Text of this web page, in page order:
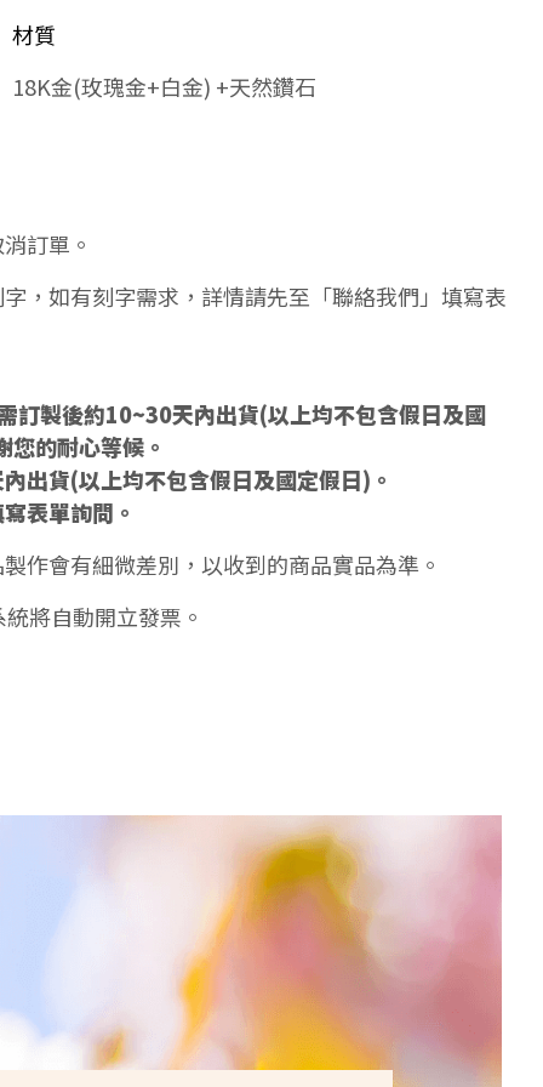
材質
18K金(玫瑰金+白金) +天然鑽石
訂單。
，如有刻字需求，詳情請先至「聯絡我們」填寫表
製後約10~30天內出貨(以上均不包含假日及國
的耐心等候。
貨(以上均不包含假日及國定假日)。
表單詢問。
作會有細微差別，以收到的商品實品為準。
將自動開立發票。